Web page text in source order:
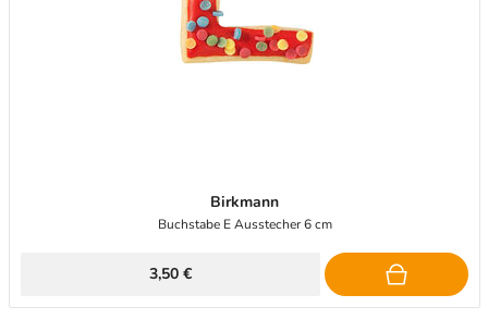
Birkmann
Buchstabe E Ausstecher 6 cm
3,50 €